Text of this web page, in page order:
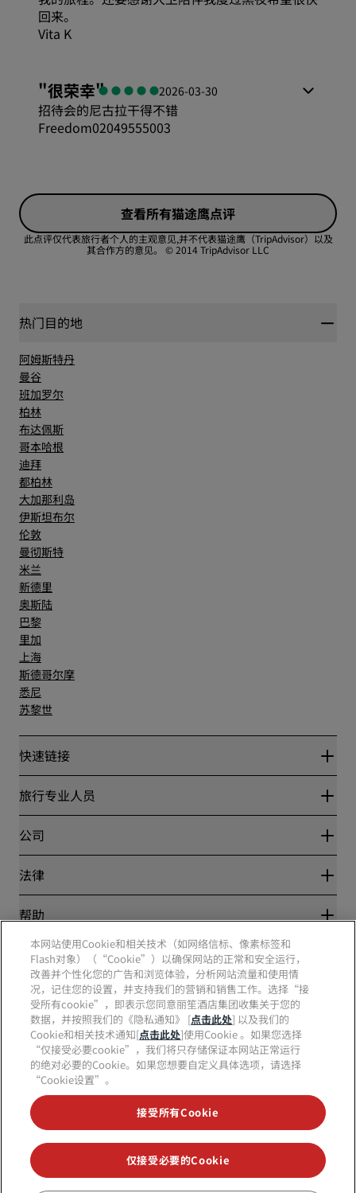
回来。
Vita K
性价比
服务
"很荣幸" 2026-03-30
招待会的尼古拉干得不错
Freedom02049555003
查看所有猫途鹰点评
此点评仅代表旅行者个人的主观意见,并不代表猫途鹰（TripAdvisor）以及
其合作方的意见。
© 2014 TripAdvisor LLC
热门目的地
阿姆斯特丹
曼谷
班加罗尔
柏林
布达佩斯
哥本哈根
迪拜
都柏林
大加那利岛
伊斯坦布尔
伦敦
曼彻斯特
米兰
新德里
奥斯陆
巴黎
里加
上海
斯德哥尔摩
悉尼
苏黎世
快速链接
丽赏会
Blog
目的地
丽笙酒店集团APP
体育认证酒店
家庭友好型酒店
旅行专业人员
合作伙伴
公司
丽笙酒店集团
工作机会 RHG
工作机会 PPHE
工作机会 EHL
The Club by RHG
发展机会
责任经营
采购
法律
隐私中心
丽赏会条款和条件
网站使用协议
数字无障碍
现代奴隶制声明
帮助
消费者警示
联系方式
常见问题
网站地图
社交媒体
丽笙酒店集团品牌
不再错失我们最受欢迎的酒店优惠
本网站使用Cookie和相关技术（如网络信标、像素标签和
Flash对象）（“Cookie”）以确保网站的正常和安全运行，
改善并个性化您的广告和浏览体验，分析网站流量和使用情
况，记住您的设置，并支持我们的营销和销售工作。选择“接
受所有cookie”，即表示您同意丽笙酒店集团收集关于您的
数据，并按照我们的《隐私通知》 [点击此处] 以及我们的
Cookie和相关技术通知[点击此处]使用Cookie 。如果您选择
“仅接受必要cookie”，我们将只存储保证本网站正常运行
的绝对必要的Cookie。如果您想要自定义具体选项，请选择
“Cookie设置”。
接受所有Cookie
仅接受必要的Cookie